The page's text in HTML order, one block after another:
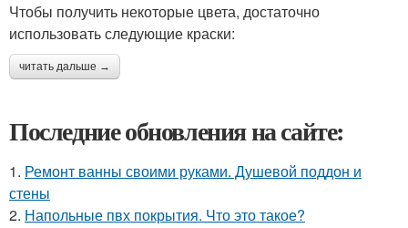
Чтобы получить некоторые цвета, достаточно
использовать следующие краски:
читать дальше →
Последние обновления на сайте:
1. Ремонт ванны своими руками. Душевой поддон и
стены
2. Напольные пвх покрытия. Что это такое?